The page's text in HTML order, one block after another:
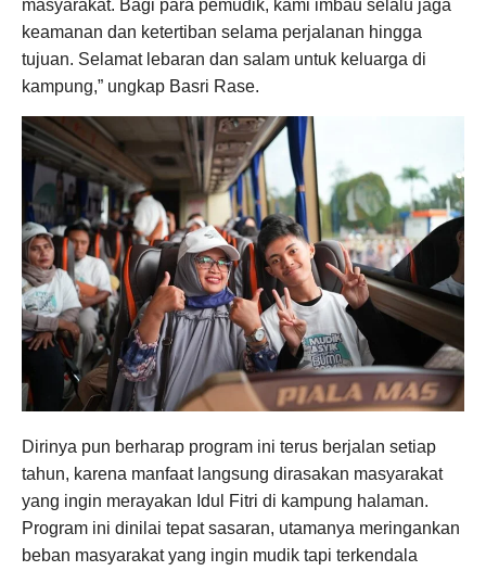
masyarakat. Bagi para pemudik, kami imbau selalu jaga
keamanan dan ketertiban selama perjalanan hingga
tujuan. Selamat lebaran dan salam untuk keluarga di
kampung,” ungkap Basri Rase.
Dirinya pun berharap program ini terus berjalan setiap
tahun, karena manfaat langsung dirasakan masyarakat
yang ingin merayakan Idul Fitri di kampung halaman.
Program ini dinilai tepat sasaran, utamanya meringankan
beban masyarakat yang ingin mudik tapi terkendala